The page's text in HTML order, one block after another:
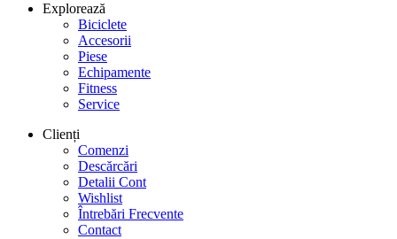
Explorează
Biciclete
Accesorii
Piese
Echipamente
Fitness
Service
Clienți
Comenzi
Descărcări
Detalii Cont
Wishlist
Întrebări Frecvente
Contact